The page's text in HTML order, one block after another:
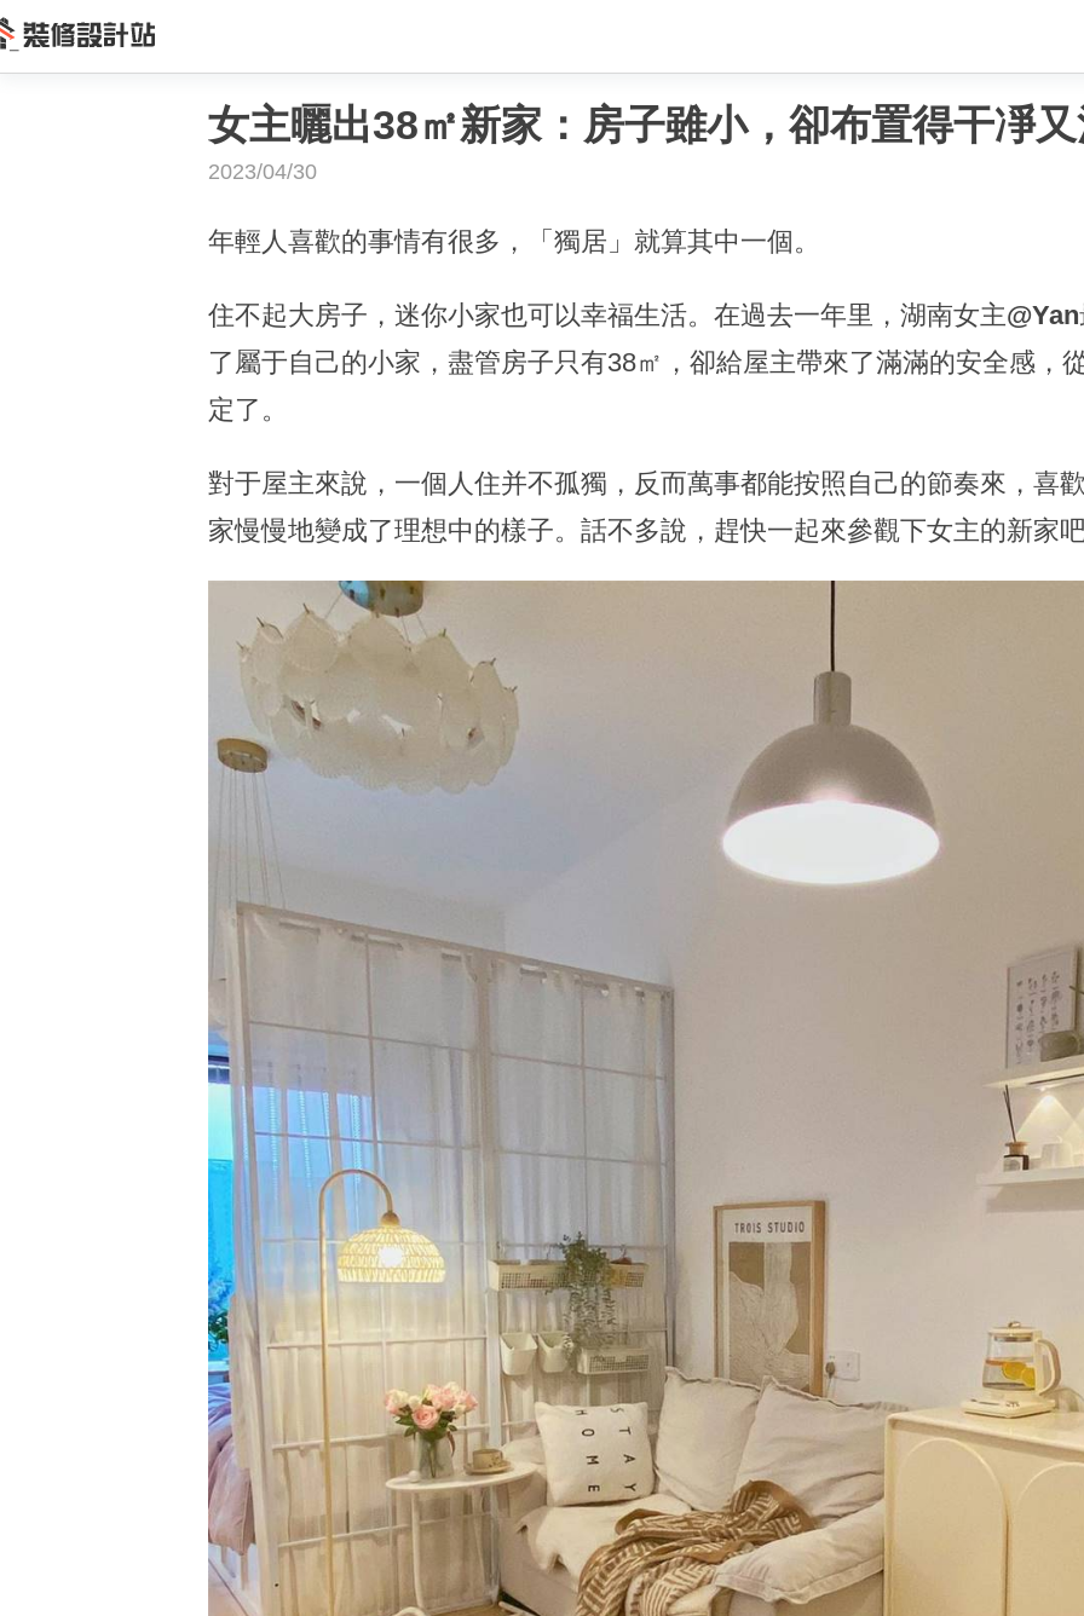
女主曬出38㎡新家：房子雖小，卻布置得干凈
2023/04/30
年輕人喜歡的事情有很多，「獨居」就算其中一個。
住不起大房子，迷你小家也可以幸福生活。在過去一年里，湖南女主@Yan
了屬于自己的小家，盡管房子只有38㎡，卻給屋主帶來了滿滿的安全感，
定了。
對于屋主來說，一個人住并不孤獨，反而萬事都能按照自己的節奏來，喜
家慢慢地變成了理想中的樣子。話不多說，趕快一起來參觀下女主的新家